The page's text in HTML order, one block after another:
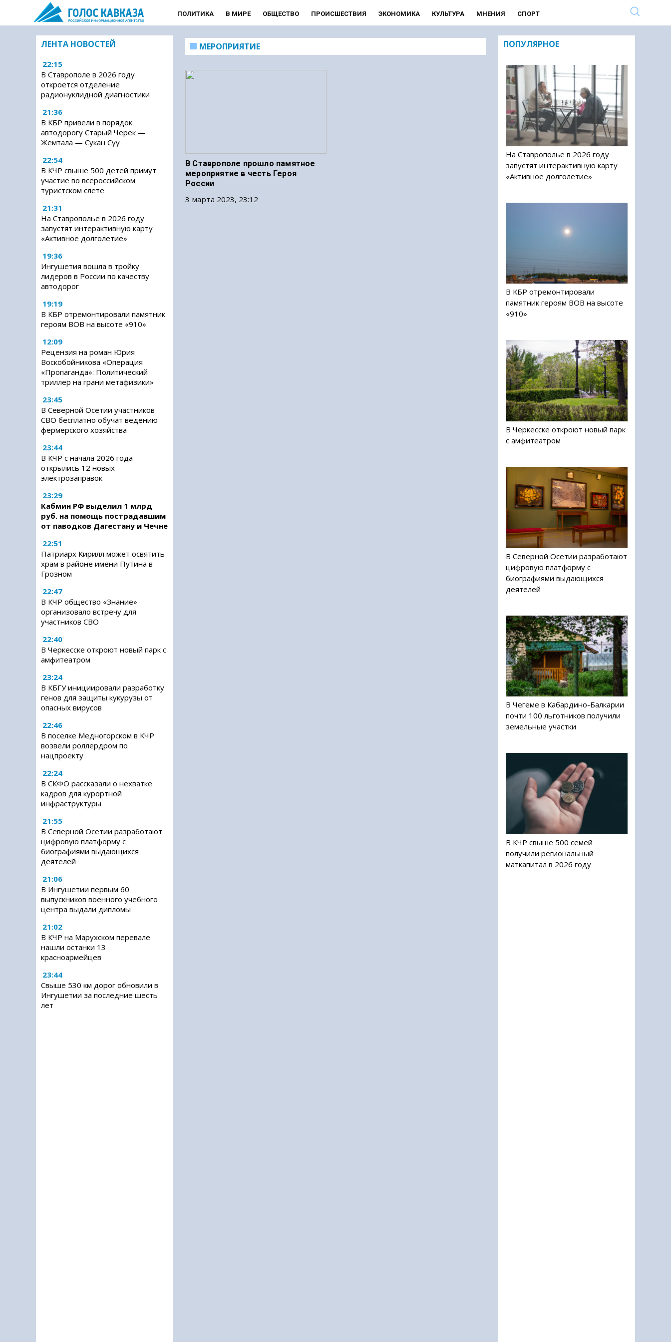
ПОЛИТИКА В МИРЕ ОБЩЕСТВО ПРОИСШЕСТВИЯ ЭКОНОМИКА КУЛЬТУРА МНЕНИЯ СПОРТ
ЛЕНТА НОВОСТЕЙ
22:15
В Ставрополе в 2026 году
откроется отделение
радионуклидной диагностики
21:36
В КБР привели в порядок
автодорогу Старый Черек —
Жемтала — Сукан Суу
22:54
В КЧР свыше 500 детей примут
участие во всероссийском
туристском слете
21:31
На Ставрополье в 2026 году
запустят интерактивную карту
«Активное долголетие»
19:36
Ингушетия вошла в тройку
лидеров в России по качеству
автодорог
19:19
В КБР отремонтировали памятник
героям ВОВ на высоте «910»
12:09
Рецензия на роман Юрия
Воскобойникова «Операция
«Пропаганда»: Политический
триллер на грани метафизики»
23:45
В Северной Осетии участников
СВО бесплатно обучат ведению
фермерского хозяйства
23:44
В КЧР с начала 2026 года
открылись 12 новых
электрозаправок
23:29
Кабмин РФ выделил 1 млрд
руб. на помощь пострадавшим
от паводков Дагестану и Чечне
22:51
Патриарх Кирилл может освятить
храм в районе имени Путина в
Грозном
22:47
В КЧР общество «Знание»
организовало встречу для
участников СВО
22:40
В Черкесске откроют новый парк с
амфитеатром
23:24
В КБГУ инициировали разработку
генов для защиты кукурузы от
опасных вирусов
22:46
В поселке Медногорском в КЧР
возвели роллердром по
нацпроекту
22:24
В СКФО рассказали о нехватке
кадров для курортной
инфраструктуры
21:55
В Северной Осетии разработают
цифровую платформу с
биографиями выдающихся
деятелей
21:06
В Ингушетии первым 60
выпускников военного учебного
центра выдали дипломы
21:02
В КЧР на Марухском перевале
нашли останки 13
красноармейцев
23:44
Свыше 530 км дорог обновили в
Ингушетии за последние шесть
лет
МЕРОПРИЯТИЕ
В Ставрополе прошло памятное
мероприятие в честь Героя
России
3 марта 2023, 23:12
ПОПУЛЯРНОЕ
На Ставрополье в 2026 году
запустят интерактивную карту
«Активное долголетие»
В КБР отремонтировали
памятник героям ВОВ на высоте
«910»
В Черкесске откроют новый парк
с амфитеатром
В Северной Осетии разработают
цифровую платформу с
биографиями выдающихся
деятелей
В Чегеме в Кабардино-Балкарии
почти 100 льготников получили
земельные участки
В КЧР свыше 500 семей
получили региональный
маткапитал в 2026 году